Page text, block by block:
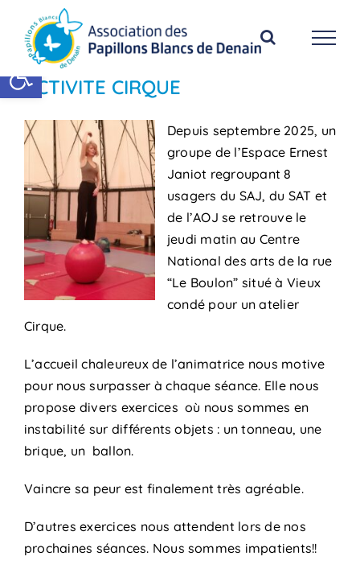
Ouvrir la barre d’outils
contenu
ACTIVITE CIRQUE
Depuis septembre 2025, un
groupe de l’Espace Ernest
Janiot regroupant 8
usagers du SAJ, du SAT et
de l’AOJ se retrouve le
jeudi matin au Centre
National des arts de la rue
“Le Boulon” situé à Vieux
condé pour un atelier
Cirque.
L’accueil chaleureux de l’animatrice nous motive
pour nous surpasser à chaque séance. Elle nous
propose divers exercices où nous sommes en
instabilité sur différents objets : un tonneau, une
brique, un ballon.
Vaincre sa peur est finalement très agréable.
D’autres exercices nous attendent lors de nos
prochaines séances. Nous sommes impatients!!